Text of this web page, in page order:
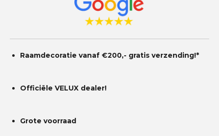
Raamdecoratie vanaf €200,- gratis verzending!*
Officiële VELUX dealer!
Grote voorraad